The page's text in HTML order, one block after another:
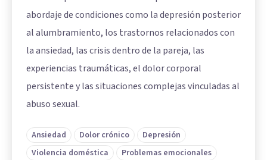
abordaje de condiciones como la depresión posterior
al alumbramiento, los trastornos relacionados con
la ansiedad, las crisis dentro de la pareja, las
experiencias traumáticas, el dolor corporal
persistente y las situaciones complejas vinculadas al
abuso sexual.
Ansiedad Dolor crónico
Depresión
Violencia doméstica
Problemas emocionales